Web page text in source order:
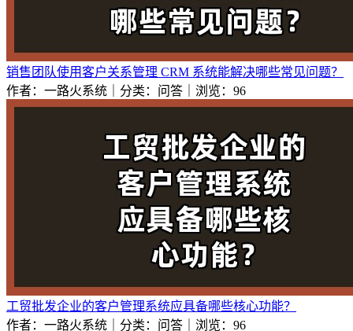
销售团队使用客户关系管理 CRM 系统能解决哪些常见问题？
作者：一路火系统｜分类：问答｜浏览：96
工贸批发企业的客户管理系统应具备哪些核心功能？
作者：一路火系统｜分类：问答｜浏览：96